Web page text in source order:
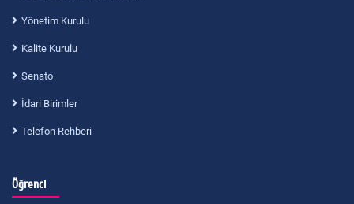
Yönetim Kurulu
Kalite Kurulu
Senato
İdari Birimler
Telefon Rehberi
Öğrenci